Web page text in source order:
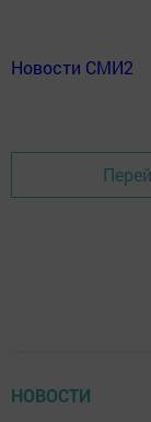
Новости СМИ2
НОВОСТИ